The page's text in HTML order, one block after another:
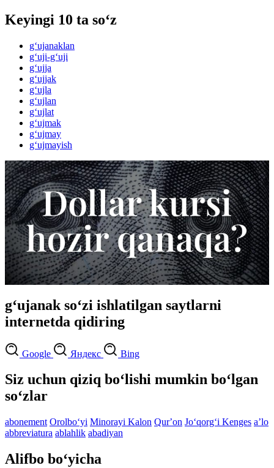
Keyingi 10 ta so‘z
g‘ujanaklan
g‘uji-g‘uji
g‘ujja
g‘ujjak
g‘ujla
g‘ujlan
g‘ujlat
g‘ujmak
g‘ujmay
g‘ujmayish
g‘ujanak so‘zi ishlatilgan saytlarni
internetda qidiring
Google Яндекс Bing
Siz uchun qiziq bo‘lishi mumkin bo‘lgan
so‘zlar
abonement Orolbo‘yi Minorayi Kalon Qurʼon Jo‘qorg‘i Kenges aʼlo
abbreviatura ablahlik abadiyan
Alifbo bo‘yicha